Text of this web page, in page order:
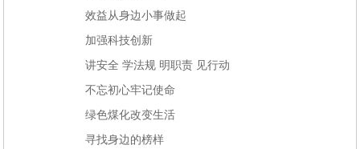
效益从身边小事做起
加强科技创新
讲安全 学法规 明职责 见行动
不忘初心牢记使命
绿色煤化改变生活
寻找身边的榜样